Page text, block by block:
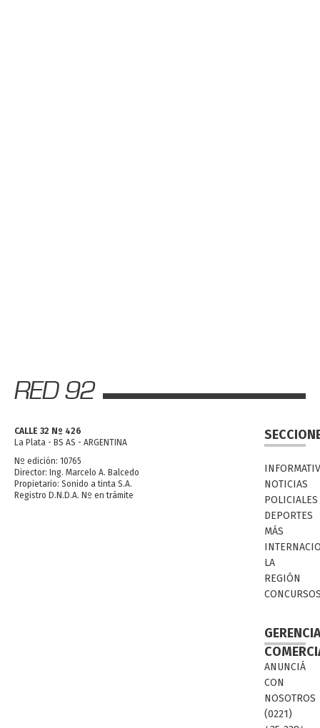
CALLE 32 Nº 426
La Plata - BS AS - ARGENTINA
Nº edición: 10765
Director: Ing. Marcelo A. Balcedo
Propietario: Sonido a tinta S.A.
Registro D.N.D.A. Nº en trámite
NOTICIAS
POLICIALES
DEPORTES
MÁS
LA
REGIÓN
ANUNCIÁ
CON
NOSOTROS
(0221)